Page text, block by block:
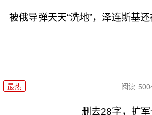
被俄导弹天天“洗地”，泽连斯基还
最热 阅读
删去28字，扩